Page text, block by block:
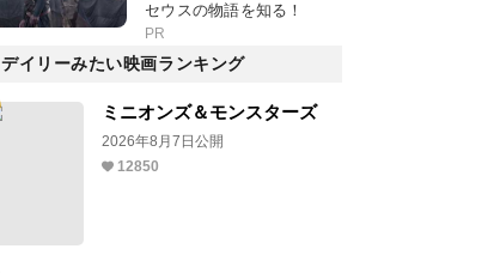
セウスの物語を知る！
PR
デイリーみたい映画ランキング
ミニオンズ＆モンスターズ
2026年8月7日公開
12850